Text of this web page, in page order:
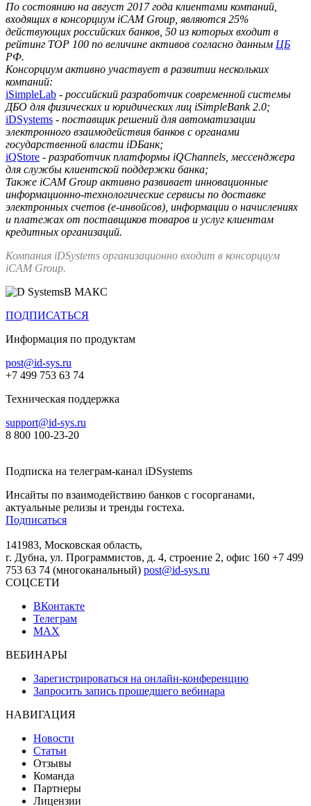
По состоянию на август 2017 года клиентами компаний,
входящих в консорциум iCAM Group, являются 25%
действующих российских банков, 50 из которых входит в
рейтинг TOP 100 по величине активов согласно данным ЦБ
РФ.
Консорциум активно участвует в развитии нескольких
компаний:
iSimpleLab - российский разработчик современной системы
ДБО для физических и юридических лиц iSimpleBank 2.0;
iDSystems - поставщик решений для автоматизации
электронного взаимодействия банков с органами
государственной власти iDБанк;
iQStore - разработчик платформы iQChannels, мессенджера
для службы клиентской поддержки банка;
Также iCAM Group активно развивает инновационные
информационно-технологические сервисы по доставке
электронных счетов (е-инвойсов), информации о начислениях
и платежах от поставщиков товаров и услуг клиентам
кредитных организаций.
Компания iDSystems организационно входит в консорциум
iCAM Group.
В МАКС
ПОДПИСАТЬСЯ
Информация по продуктам
post@id-sys.ru
+7 499 753 63 74
Техническая поддержка
support@id-sys.ru
8 800 100-23-20
Подписка на телеграм-канал iDSystems
Инсайты по взаимодействию банков с госорганами,
актуальные релизы и тренды гостеха.
Подписаться
141983, Московская область,
г. Дубна, ул. Программистов, д. 4, строение 2, офис 160 +7 499
753 63 74 (многоканальный) post@id-sys.ru
СОЦСЕТИ
ВКонтакте
Телеграм
MAX
ВЕБИНАРЫ
Зарегистрироваться на онлайн-конференцию
Запросить запись прошедшего вебинара
НАВИГАЦИЯ
Новости
Статьи
Отзывы
Команда
Партнеры
Лицензии